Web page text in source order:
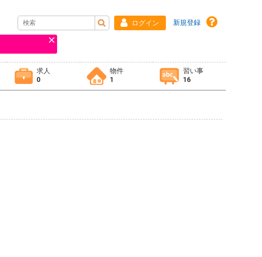
ログイン 新規登録
求人
0
物件
1
習い事
16